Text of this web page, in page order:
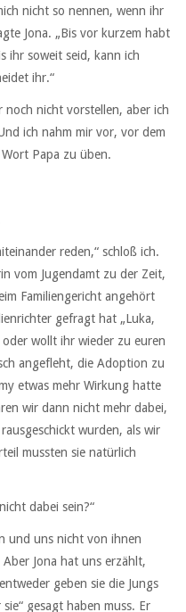
nicht so nennen, wenn ihr
Jona. „Bis vor kurzem habt
ihr soweit seid, kann ich
ihr.“
noch nicht vorstellen, aber ich
ich nahm mir vor, vor dem
Papa zu üben.
reden,“ schloß ich.
vom Jugendamt zu der Zeit,
Familiengericht angehört
gefragt hat „Luka,
wollt ihr wieder zu euren
angefleht, die Adoption zu
etwas mehr Wirkung hatte
wir dann nicht mehr dabei,
wurden, als wir
mussten sie natürlich
dabei sein?“
und uns nicht von ihnen
Jona hat uns erzählt,
geben sie die Jungs
gesagt haben muss. Er